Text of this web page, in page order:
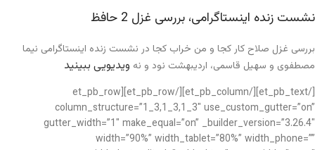
نشست زنده اینستاگرامی، بررسی غزل 2 حافظ
بررسی غزل صلاح کار کجا و من خراب کجا در نشست زنده اینستاگرامی نیما
مصطفوی و سهیل قاسمی، اردیبهشت نود و نه ویدیویی ببینید
[/et_pb_text][/et_pb_column][/et_pb_row][et_pb_row
column_structure=”1_3,1_3,1_3″ use_custom_gutter=”on”
gutter_width=”1″ make_equal=”on” _builder_version=”3.26.4″
width=”90%” width_tablet=”80%” width_phone=””